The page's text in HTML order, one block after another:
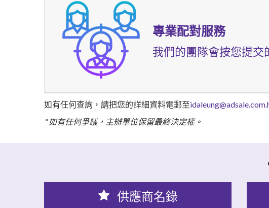
專業配對服務
我們的團隊會按您提交
如有任何查詢，請把您的詳細資料電郵至
* 如有任何爭議，主辦單位保留最終決定權。
供應商名錄